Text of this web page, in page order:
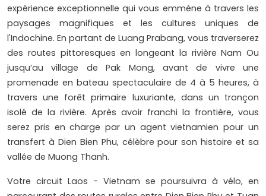
expérience exceptionnelle qui vous emmène à travers les
paysages magnifiques et les cultures uniques de
l'Indochine. En partant de Luang Prabang, vous traverserez
des routes pittoresques en longeant la rivière Nam Ou
jusqu’au village de Pak Mong, avant de vivre une
promenade en bateau spectaculaire de 4 à 5 heures, à
travers une forêt primaire luxuriante, dans un tronçon
isolé de la rivière. Après avoir franchi la frontière, vous
serez pris en charge par un agent vietnamien pour un
transfert à Dien Bien Phu, célèbre pour son histoire et sa
vallée de Muong Thanh.
Votre circuit Laos - Vietnam se poursuivra à vélo, en